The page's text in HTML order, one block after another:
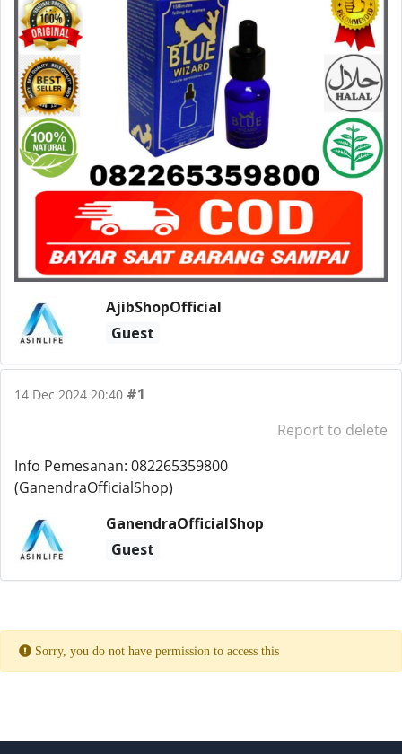
AjibShopOfficial
Guest
14 Dec 2024 20:40 #1
Report to delete
Info Pemesanan: 082265359800
(GanendraOfficialShop)
GanendraOfficialShop
Guest
Sorry, you do not have permission to access this